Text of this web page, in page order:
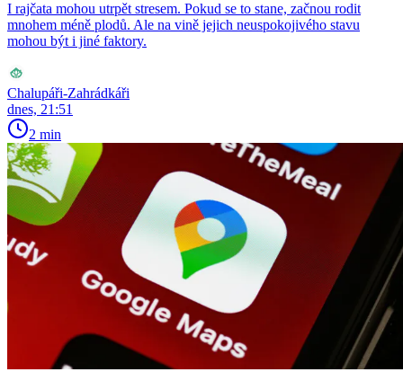
I rajčata mohou utrpět stresem. Pokud se to stane, začnou rodit
mnohem méně plodů. Ale na vině jejich neuspokojivého stavu
mohou být i jiné faktory.
Chalupáři-Zahrádkáři
dnes, 21:51
2 min